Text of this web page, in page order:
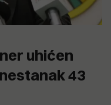
uhićen
43